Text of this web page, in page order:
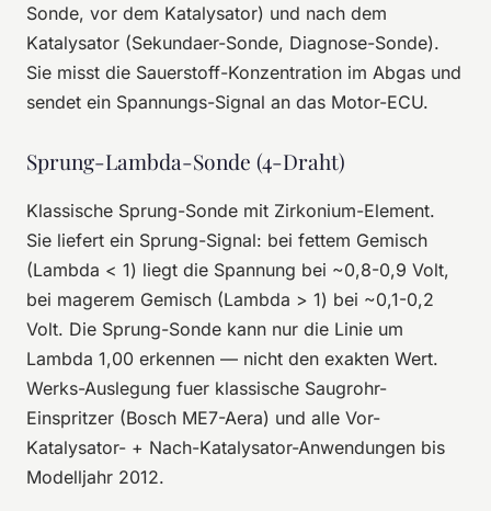
Sonde, vor dem Katalysator) und nach dem
Katalysator (Sekundaer-Sonde, Diagnose-Sonde).
Sie misst die Sauerstoff-Konzentration im Abgas und
sendet ein Spannungs-Signal an das Motor-ECU.
Sprung-Lambda-Sonde (4-Draht)
Klassische Sprung-Sonde mit Zirkonium-Element.
Sie liefert ein Sprung-Signal: bei fettem Gemisch
(Lambda < 1) liegt die Spannung bei ~0,8-0,9 Volt,
bei magerem Gemisch (Lambda > 1) bei ~0,1-0,2
Volt. Die Sprung-Sonde kann nur die Linie um
Lambda 1,00 erkennen — nicht den exakten Wert.
Werks-Auslegung fuer klassische Saugrohr-
Einspritzer (Bosch ME7-Aera) und alle Vor-
Katalysator- + Nach-Katalysator-Anwendungen bis
Modelljahr 2012.